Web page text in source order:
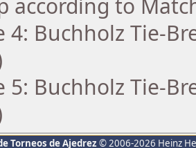
according to
4: Buchholz Tie-
5: Buchholz Tie-
Torneos de Ajedrez © 2006-2026 Heinz